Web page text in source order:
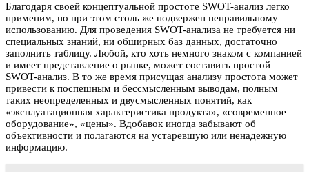
Благодаря своей концептуальной простоте SWOT-анализ легко
применим, но при этом столь же подвержен неправильному
использованию. Для проведения SWOT-анализа не требуется ни
специальных знаний, ни обширных баз данных, достаточно
заполнить таблицу. Любой, кто хоть немного знаком с компанией
и имеет представление о рынке, может составить простой
SWOT-анализ. В то же время присущая анализу простота может
привести к поспешным и бессмысленным выводам, полным
таких неопределенных и двусмысленных понятий, как
«эксплуатационная характеристика продукта», «современное
оборудование», «цены». Вдобавок иногда забывают об
объективности и полагаются на устаревшую или ненадежную
информацию.